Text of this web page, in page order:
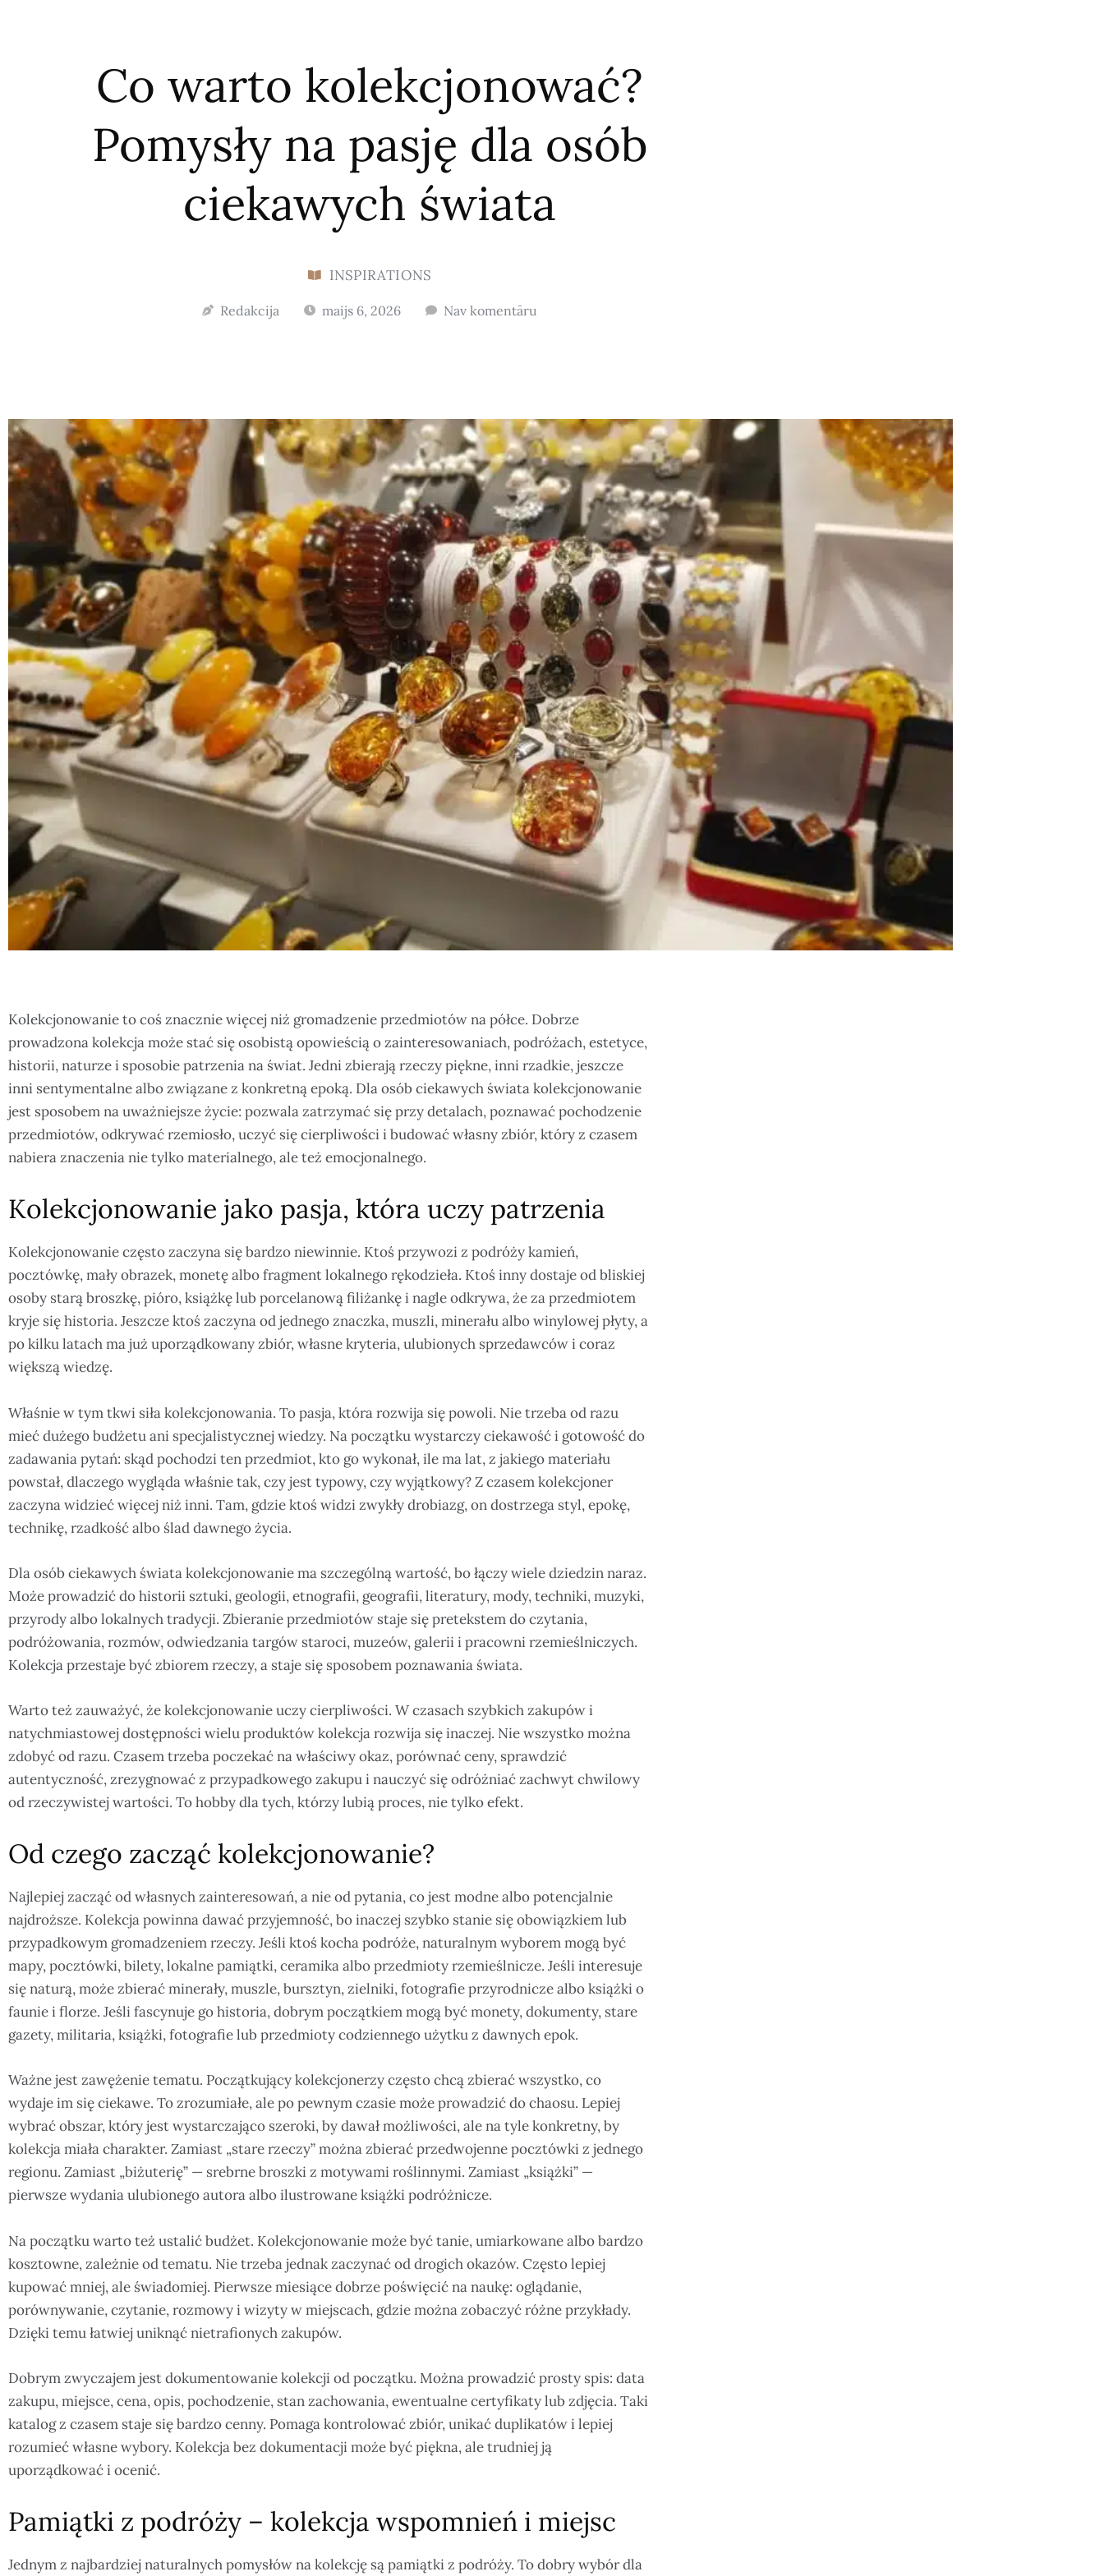
Co warto kolekcjonować?
Pomysły na pasję dla osób
ciekawych świata
INSPIRATIONS
Redakcija maijs 6, 2026 Nav komentāru
Kolekcjonowanie to coś znacznie więcej niż gromadzenie przedmiotów na półce. Dobrze
prowadzona kolekcja może stać się osobistą opowieścią o zainteresowaniach, podróżach, estetyce,
historii, naturze i sposobie patrzenia na świat. Jedni zbierają rzeczy piękne, inni rzadkie, jeszcze
inni sentymentalne albo związane z konkretną epoką. Dla osób ciekawych świata kolekcjonowanie
jest sposobem na uważniejsze życie: pozwala zatrzymać się przy detalach, poznawać pochodzenie
przedmiotów, odkrywać rzemiosło, uczyć się cierpliwości i budować własny zbiór, który z czasem
nabiera znaczenia nie tylko materialnego, ale też emocjonalnego.
Kolekcjonowanie jako pasja, która uczy patrzenia
Kolekcjonowanie często zaczyna się bardzo niewinnie. Ktoś przywozi z podróży kamień,
pocztówkę, mały obrazek, monetę albo fragment lokalnego rękodzieła. Ktoś inny dostaje od bliskiej
osoby starą broszkę, pióro, książkę lub porcelanową filiżankę i nagle odkrywa, że za przedmiotem
kryje się historia. Jeszcze ktoś zaczyna od jednego znaczka, muszli, minerału albo winylowej płyty, a
po kilku latach ma już uporządkowany zbiór, własne kryteria, ulubionych sprzedawców i coraz
większą wiedzę.
Właśnie w tym tkwi siła kolekcjonowania. To pasja, która rozwija się powoli. Nie trzeba od razu
mieć dużego budżetu ani specjalistycznej wiedzy. Na początku wystarczy ciekawość i gotowość do
zadawania pytań: skąd pochodzi ten przedmiot, kto go wykonał, ile ma lat, z jakiego materiału
powstał, dlaczego wygląda właśnie tak, czy jest typowy, czy wyjątkowy? Z czasem kolekcjoner
zaczyna widzieć więcej niż inni. Tam, gdzie ktoś widzi zwykły drobiazg, on dostrzega styl, epokę,
technikę, rzadkość albo ślad dawnego życia.
Dla osób ciekawych świata kolekcjonowanie ma szczególną wartość, bo łączy wiele dziedzin naraz.
Może prowadzić do historii sztuki, geologii, etnografii, geografii, literatury, mody, techniki, muzyki,
przyrody albo lokalnych tradycji. Zbieranie przedmiotów staje się pretekstem do czytania,
podróżowania, rozmów, odwiedzania targów staroci, muzeów, galerii i pracowni rzemieślniczych.
Kolekcja przestaje być zbiorem rzeczy, a staje się sposobem poznawania świata.
Warto też zauważyć, że kolekcjonowanie uczy cierpliwości. W czasach szybkich zakupów i
natychmiastowej dostępności wielu produktów kolekcja rozwija się inaczej. Nie wszystko można
zdobyć od razu. Czasem trzeba poczekać na właściwy okaz, porównać ceny, sprawdzić
autentyczność, zrezygnować z przypadkowego zakupu i nauczyć się odróżniać zachwyt chwilowy
od rzeczywistej wartości. To hobby dla tych, którzy lubią proces, nie tylko efekt.
Od czego zacząć kolekcjonowanie?
Najlepiej zacząć od własnych zainteresowań, a nie od pytania, co jest modne albo potencjalnie
najdroższe. Kolekcja powinna dawać przyjemność, bo inaczej szybko stanie się obowiązkiem lub
przypadkowym gromadzeniem rzeczy. Jeśli ktoś kocha podróże, naturalnym wyborem mogą być
mapy, pocztówki, bilety, lokalne pamiątki, ceramika albo przedmioty rzemieślnicze. Jeśli interesuje
się naturą, może zbierać minerały, muszle, bursztyn, zielniki, fotografie przyrodnicze albo książki o
faunie i florze. Jeśli fascynuje go historia, dobrym początkiem mogą być monety, dokumenty, stare
gazety, militaria, książki, fotografie lub przedmioty codziennego użytku z dawnych epok.
Ważne jest zawężenie tematu. Początkujący kolekcjonerzy często chcą zbierać wszystko, co
wydaje im się ciekawe. To zrozumiałe, ale po pewnym czasie może prowadzić do chaosu. Lepiej
wybrać obszar, który jest wystarczająco szeroki, by dawał możliwości, ale na tyle konkretny, by
kolekcja miała charakter. Zamiast „stare rzeczy” można zbierać przedwojenne pocztówki z jednego
regionu. Zamiast „biżuterię” — srebrne broszki z motywami roślinnymi. Zamiast „książki” —
pierwsze wydania ulubionego autora albo ilustrowane książki podróżnicze.
Na początku warto też ustalić budżet. Kolekcjonowanie może być tanie, umiarkowane albo bardzo
kosztowne, zależnie od tematu. Nie trzeba jednak zaczynać od drogich okazów. Często lepiej
kupować mniej, ale świadomiej. Pierwsze miesiące dobrze poświęcić na naukę: oglądanie,
porównywanie, czytanie, rozmowy i wizyty w miejscach, gdzie można zobaczyć różne przykłady.
Dzięki temu łatwiej uniknąć nietrafionych zakupów.
Dobrym zwyczajem jest dokumentowanie kolekcji od początku. Można prowadzić prosty spis: data
zakupu, miejsce, cena, opis, pochodzenie, stan zachowania, ewentualne certyfikaty lub zdjęcia. Taki
katalog z czasem staje się bardzo cenny. Pomaga kontrolować zbiór, unikać duplikatów i lepiej
rozumieć własne wybory. Kolekcja bez dokumentacji może być piękna, ale trudniej ją
uporządkować i ocenić.
Pamiątki z podróży – kolekcja wspomnień i miejsc
Jednym z najbardziej naturalnych pomysłów na kolekcję są pamiątki z podróży. To dobry wybór dla